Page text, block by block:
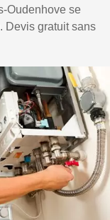
Oudenhove se
Devis gratuit sans